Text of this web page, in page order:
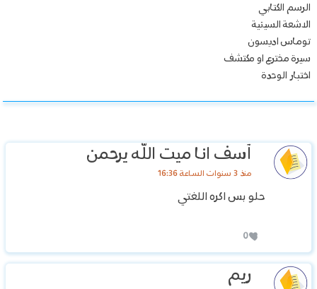
الرسم الكتابي
الاشعة السينية
توماس اديسون
سيرة مخترع او مكتشف
اختبار الوحدة
آسف انا ميت الله يرحمن
منذ 3 سنوات الساعة 16:36
حلو بس اكره اللغتي
0
ريم